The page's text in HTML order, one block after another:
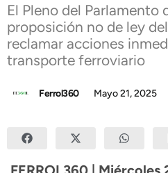
El Pleno del Parlamento
proposición no de ley
reclamar acciones
transporte ferroviario
Ferrol360 Mayo 21, 2025